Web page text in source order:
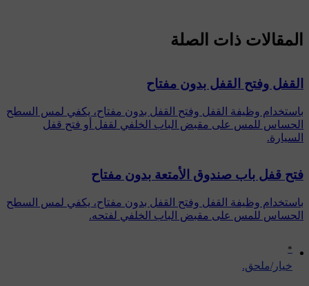
*
‏خيار/ملحق.
المقالات ذات الصلة
القفل وفتح القفل بدون مفتاح
باستخدام وظيفة القفل وفتح القفل بدون مفتاح، يكفي لمس السطح
الحساس للمس على مقبض الباب الخلفي لقفل أو فتح قفل
السيارة.
فتح قفل باب صندوق الأمتعة بدون مفتاح
باستخدام وظيفة القفل وفتح القفل بدون مفتاح، يكفي لمس السطح
الحساس للمس على مقبض الباب الخلفي لفتحه.